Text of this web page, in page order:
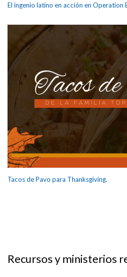
El ingenio latino en acción en Operation
Tacos de Pavo para Thanksgiving.
Recursos y ministerios